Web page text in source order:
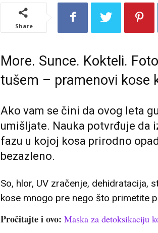
Share
More. Sunce. Kokteli.
tušem – pramenovi kose
Ako vam se čini da ovog leta
umišljate. Nauka potvrđuje da
fazu u kojoj kosa prirodno
bezazleno.
So, hlor, UV zračenje, dehidratacija,
kose mnogo pre nego što primetite
Pročitajte i ovo: Maska za detoksikaciju